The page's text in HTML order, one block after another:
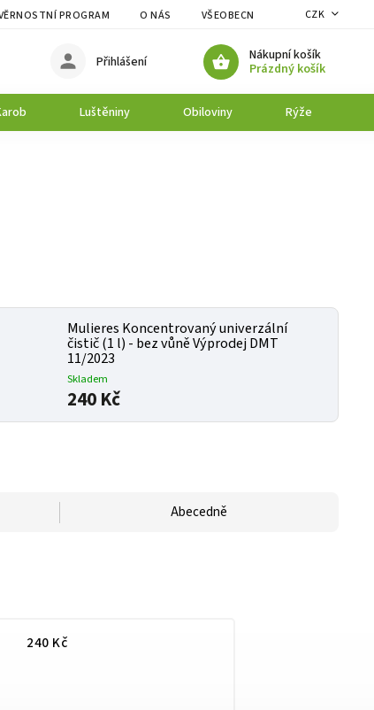
PROGRAM O NÁS VŠEOBECNÉ OBCHODNÍ PODMÍNKY
CZK
Nákupní košík
Prázdný košík
Přihlášení
Luštěniny Obiloviny Rýže
Mulieres Koncentrovaný univerzální
čistič (1 l) - bez vůně Výprodej DMT
11/2023
Skladem
240 Kč
Abecedně
240 Kč